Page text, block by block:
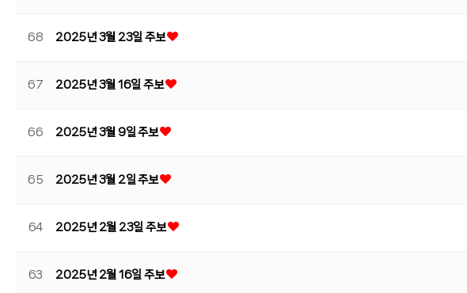
68 2025년 3월 23일 주보
67 2025년 3월 16일 주보
66 2025년 3월 9일 주보
65 2025년 3월 2일 주보
64 2025년 2월 23일 주보
63 2025년 2월 16일 주보